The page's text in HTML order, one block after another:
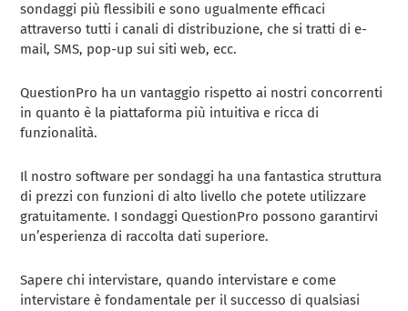
sondaggi più flessibili e sono ugualmente efficaci
attraverso tutti i canali di distribuzione, che si tratti di e-
mail, SMS, pop-up sui siti web, ecc.
QuestionPro ha un vantaggio rispetto ai nostri concorrenti
in quanto è la piattaforma più intuitiva e ricca di
funzionalità.
Il nostro software per sondaggi ha una fantastica struttura
di prezzi con funzioni di alto livello che potete utilizzare
gratuitamente. I sondaggi QuestionPro possono garantirvi
un’esperienza di raccolta dati superiore.
Sapere chi intervistare, quando intervistare e come
intervistare è fondamentale per il successo di qualsiasi